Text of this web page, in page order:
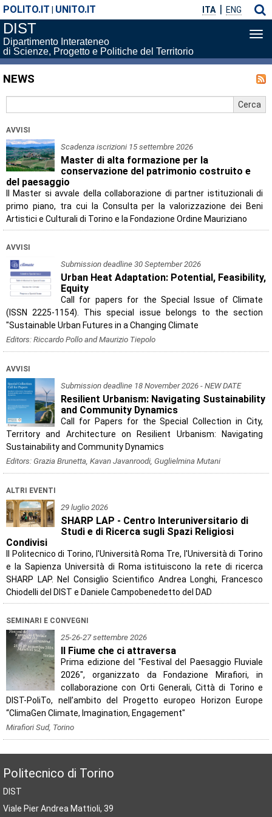
POLITO.IT UNITO.IT ITA ENG
DIST
Dipartimento Interateneo
di Scienze, Progetto e Politiche del Territorio
di
NEWS
AVVISI
Scadenza iscrizioni 15 settembre 2026
Master di alta formazione per la
conservazione del patrimonio costruito e
del paesaggio
Il Master si avvale della collaborazione di partner istituzionali di
primo piano, tra cui la Consulta per la valorizzazione dei Beni
Artistici e Culturali di Torino e la Fondazione Ordine Mauriziano
AVVISI
Submission deadline 30 September 2026
Urban Heat Adaptation: Potential, Feasibility,
Equity
Call for papers for the Special Issue of Climate
(ISSN 2225-1154). This special issue belongs to the section
"Sustainable Urban Futures in a Changing Climate
Editors: Riccardo Pollo and Maurizio Tiepolo
AVVISI
Submission deadline 18 November 2026 - NEW DATE
Resilient Urbanism: Navigating Sustainability
and Community Dynamics
Call for Papers for the Special Collection in City,
Territory and Architecture on Resilient Urbanism: Navigating
Sustainability and Community Dynamics
Editors: Grazia Brunetta, Kavan Javanroodi, Guglielmina Mutani
ALTRI EVENTI
29 luglio 2026
SHARP LAP - Centro Interuniversitario di
Studi e di Ricerca sugli Spazi Religiosi
Condivisi
Il Politecnico di Torino, l'Università Roma Tre, l'Università di Torino
e la Sapienza Università di Roma istituiscono la rete di ricerca
SHARP LAP. Nel Consiglio Scientifico Andrea Longhi, Francesco
Chiodelli del DIST e Daniele Campobenedetto del DAD
SEMINARI E CONVEGNI
25-26-27 settembre 2026
Il Fiume che ci attraversa
Prima edizione del "Festival del Paesaggio Fluviale
2026", organizzato da Fondazione Mirafiori, in
collaborazione con Orti Generali, Città di Torino e
DIST-PoliTo, nell’ambito del Progetto europeo Horizon Europe
“ClimaGen Climate, Imagination, Engagement"
Mirafiori Sud, Torino
Politecnico di Torino
DIST
Viale Pier Andrea Mattioli, 39